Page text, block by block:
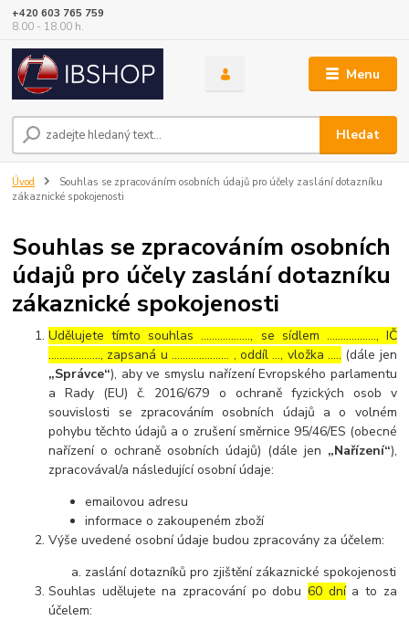
Menu
Hledat
+420 603 765 759
8.00 - 18.00 h.
Úvod
Souhlas se zpracováním osobních údajů pro účely zaslání dotazníku
zákaznické spokojenosti
Souhlas se zpracováním osobních
údajů pro účely zaslání dotazníku
zákaznické spokojenosti
Udělujete tímto souhlas ……………..., se sídlem ………………, IČ
………………., zapsaná u ………………… , oddíl …, vložka ….. (dále jen
„Správce“), aby ve smyslu nařízení Evropského parlamentu
a Rady (EU) č. 2016/679 o ochraně fyzických osob v
souvislosti se zpracováním osobních údajů a o volném
pohybu těchto údajů a o zrušení směrnice 95/46/ES (obecné
nařízení o ochraně osobních údajů) (dále jen „Nařízení“),
zpracovával/a následující osobní údaje:
emailovou adresu
informace o zakoupeném zboží
Výše uvedené osobní údaje budou zpracovány za účelem:
zaslání dotazníků pro zjištění zákaznické spokojenosti
Souhlas udělujete na zpracování po dobu60 dnía to za
účelem: